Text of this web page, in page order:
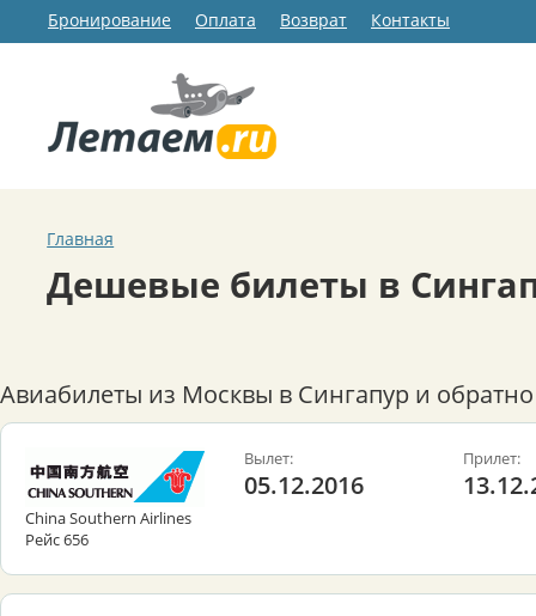
Бронирование Оплата Возврат Контакты
Главная
Дешевые билеты в
Авиабилеты из Москвы в Сингапур и
China Southern Airlines
Рейс 656
Вылет:
05.12.2016
Прилет: